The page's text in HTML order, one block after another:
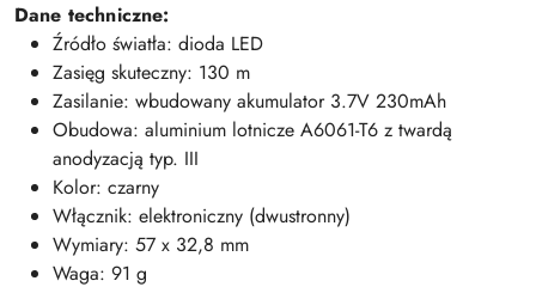
Dane techniczne:
Źródło światła: dioda LED
Zasięg skuteczny: 130 m
Zasilanie: wbudowany akumulator 3.7V 230mAh
Obudowa: aluminium lotnicze A6061-T6 z twardą
anodyzacją typ. III
Kolor: czarny
Włącznik: elektroniczny (dwustronny)
Wymiary: 57 x 32,8 mm
Waga: 91 g